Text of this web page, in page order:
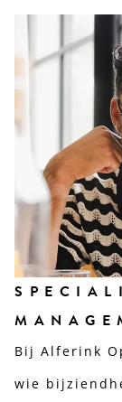
Bij Alferink
wie